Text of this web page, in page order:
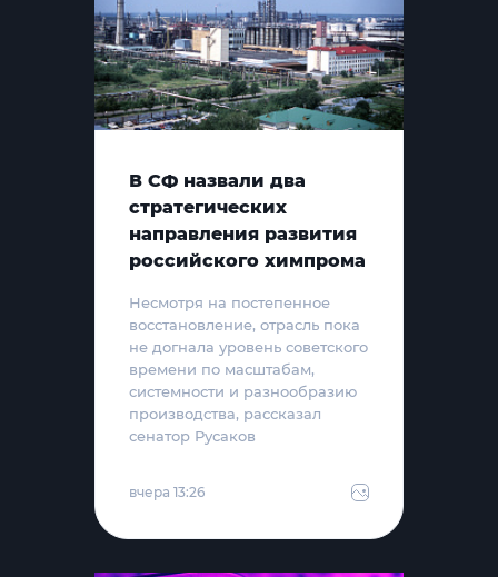
В СФ назвали два
стратегических
направления развития
российского химпрома
Несмотря на постепенное
восстановление, отрасль пока
не догнала уровень советского
времени по масштабам,
системности и разнообразию
производства, рассказал
сенатор Русаков
вчера 13:26